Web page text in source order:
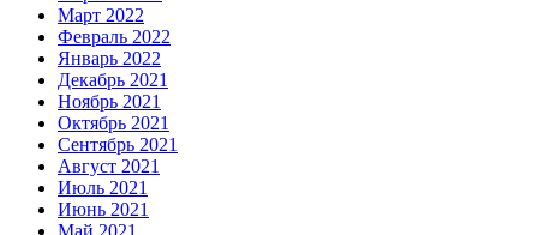
Март 2022
Февраль 2022
Январь 2022
Декабрь 2021
Ноябрь 2021
Октябрь 2021
Сентябрь 2021
Август 2021
Июль 2021
Июнь 2021
Май 2021